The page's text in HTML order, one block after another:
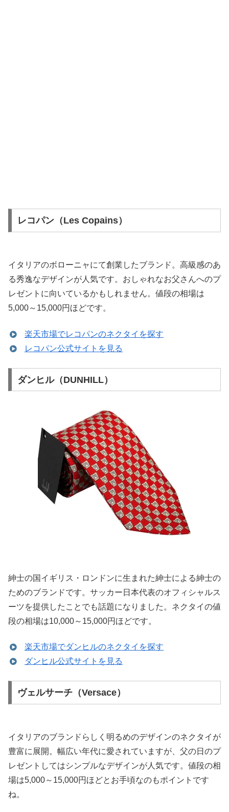
レコパン（Les Copains）
イタリアのボローニャにて創業したブランド。高級感のあ
る秀逸なデザインが人気です。おしゃれなお父さんへのプ
レゼントに向いているかもしれません。値段の相場は
5,000～15,000円ほどです。
楽天市場でレコパンのネクタイを探す
レコパン公式サイトを見る
ダンヒル（DUNHILL）
紳士の国イギリス・ロンドンに生まれた紳士による紳士の
ためのブランドです。サッカー日本代表のオフィシャルス
ーツを提供したことでも話題になりました。ネクタイの値
段の相場は10,000～15,000円ほどです。
楽天市場でダンヒルのネクタイを探す
ダンヒル公式サイトを見る
ヴェルサーチ（Versace）
イタリアのブランドらしく明るめのデザインのネクタイが
豊富に展開。幅広い年代に愛されていますが、父の日のプ
レゼントしてはシンプルなデザインが人気です。値段の相
場は5,000～15,000円ほどとお手頃なのもポイントです
ね。